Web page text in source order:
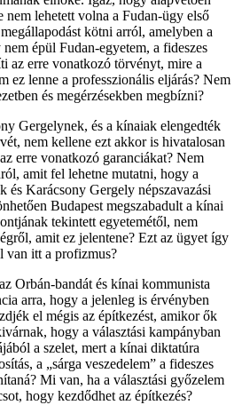
nem lehetett volna a Fudan-ügy első
kötni arról, amelyben a
épül Fudan-egyetem, a fideszes
az erre vonatkozó törvényt, mire a
ez lenne a professzionális eljárás? Nem
és megérzésekben megbízni?
Gergelynek, és a kínaiak elengedték
nem kellene ezt akkor is hivatalosan
erre vonatkozó garanciákat? Nem
amit fel lehetne mutatni, hogy a
és Karácsony Gergely népszavazási
Budapest megszabadult a kínai
tekintett egyetemétől, nem
amit ez jelentene? Ezt az ügyet így
van itt a profizmus?
Orbán-bandát és kínai kommunista
arra, hogy a jelenleg is érvényben
el mégis az építkezést, amikor ők
hogy a választási kampányban
a szelet, mert a kínai diktatúra
a „sárga veszedelem” a fideszes
Mi van, ha a választási győzelem
hogy kezdődhet az építkezés?